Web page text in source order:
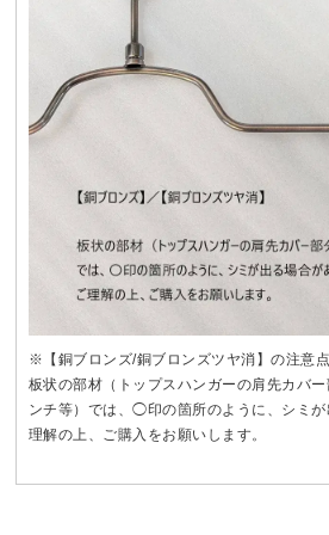
※【銅ブロンズ/銅ブロンズツヤ消】の注意点
板状の部材（トップスハンガーの肩先カバ
ンチ等）では、◯印の箇所のように、シミ
理解の上、ご購入をお願いします。